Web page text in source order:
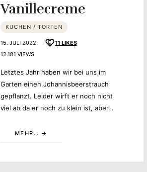
Vanillecreme
KUCHEN / TORTEN
15. JULI 2022 11 LIKES
12.101 VIEWS
Letztes Jahr haben wir bei uns im
Garten einen Johannisbeerstrauch
gepflanzt. Leider wirft er noch nicht
viel ab da er noch zu klein ist, aber…
MEHR…